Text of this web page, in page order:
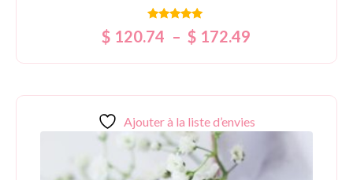
5.00
$ 120.74 – $ 172.49
Ajouter à la liste d’envies